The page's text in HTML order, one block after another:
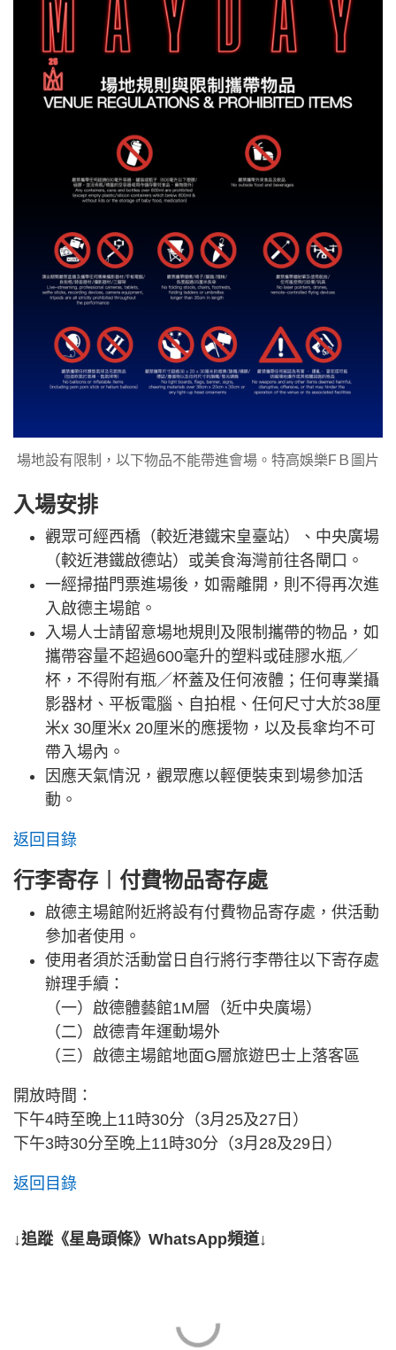
場地設有限制，以下物品不能帶進會場。特高娛樂FＢ圖片
入場安排
觀眾可經西橋（較近港鐵宋皇臺站）、中央廣場
（較近港鐵啟德站）或美食海灣前往各閘口。
一經掃描門票進場後，如需離開，則不得再次進
入啟德主場館。
入場人士請留意場地規則及限制攜帶的物品，如
攜帶容量不超過600毫升的塑料或硅膠水瓶／
杯，不得附有瓶／杯蓋及任何液體；任何專業攝
影器材、平板電腦、自拍棍、任何尺寸大於38厘
米x 30厘米x 20厘米的應援物，以及長傘均不可
帶入場內。
因應天氣情況，觀眾應以輕便裝束到場參加活
動。
返回目錄
行李寄存︱付費物品寄存處
啟德主場館附近將設有付費物品寄存處，供活動
參加者使用。
使用者須於活動當日自行將行李帶往以下寄存處
辦理手續：
（一）啟德體藝館1M層（近中央廣場）
（二）啟德青年運動場外
（三）啟德主場館地面G層旅遊巴士上落客區
開放時間：
下午4時至晚上11時30分（3月25及27日）
下午3時30分至晚上11時30分（3月28及29日）
返回目錄
↓追蹤《星島頭條》WhatsApp頻道↓